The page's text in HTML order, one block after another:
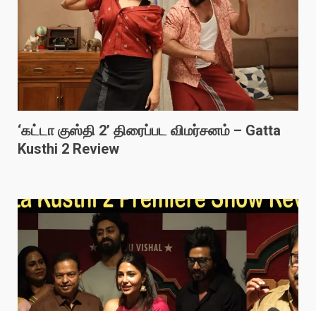
‘கட்டா குஸ்தி 2’ திரைப்பட விமர்சனம் – Gatta
Kusthi 2 Review